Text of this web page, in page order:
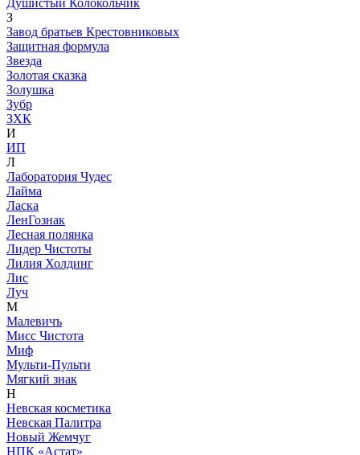
Душистый Колокольчик
З
Завод братьев Крестовниковых
Защитная формула
Звезда
Золотая сказка
Золушка
Зубр
ЗХК
И
ИП
Л
Лаборатория Чудес
Лайма
Ласка
ЛенГознак
Лесная полянка
Лидер Чистоты
Лилия Холдинг
Лис
Луч
М
Малевичъ
Мисс Чистота
Миф
Мульти-Пульти
Мягкий знак
Н
Невская косметика
Невская Палитра
Новый Жемчуг
НПК «Астат»